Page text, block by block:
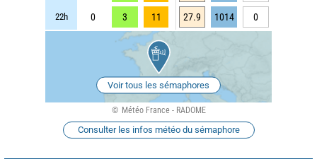
22h 0 3 11 27.9 1014 0
Voir tous les sémaphores
Météo France - RADOME
Consulter les infos météo du sémaphore